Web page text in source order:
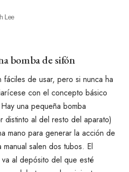
Lee
bomba de sifón
fáciles de usar, pero si nunca ha
con el concepto básico
una pequeña bomba
distinto al del resto del aparato)
mano para generar la acción de
salen dos tubos. El
al depósito del que esté